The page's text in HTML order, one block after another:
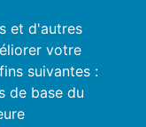
et d'autres
votre
suivantes :
de base du